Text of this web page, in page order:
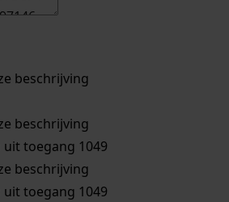
beschrijving
beschrijving
toegang 1049
beschrijving
toegang 1049